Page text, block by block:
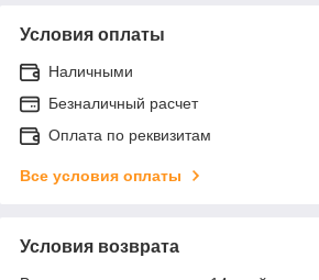
Условия оплаты
Наличными
Безналичный расчет
Оплата по реквизитам
Все условия оплаты
Условия возврата